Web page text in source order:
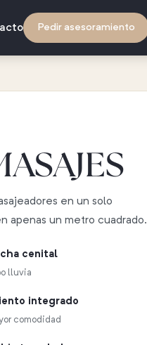
Pedir asesoramiento
en un solo
apenas un metro cuadrado.
cenital
lluvia
integrado
comodidad